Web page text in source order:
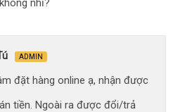
nhỉ?
ADMIN
đặt hàng online ạ, nhận được
tiền. Ngoài ra được đổi/trả